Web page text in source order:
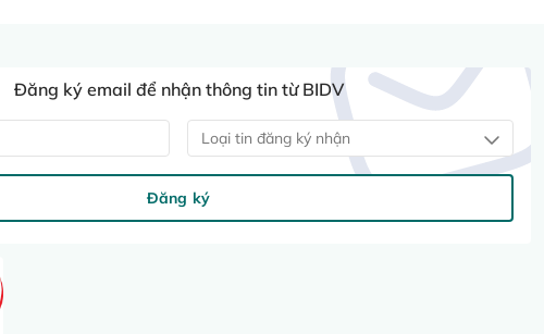
Đăng ký email để nhận thông tin từ BIDV
Loại tin đăng ký nhận
Đăng ký